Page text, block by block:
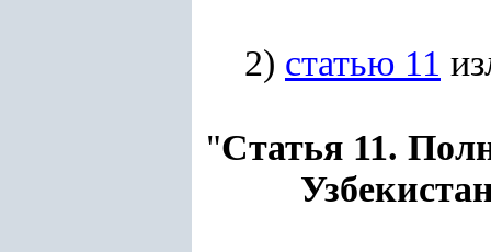
2) статью 11
"Статья 11.